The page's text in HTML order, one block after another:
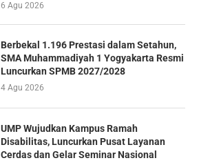
6 Agu 2026
Berbekal 1.196 Prestasi dalam Setahun,
SMA Muhammadiyah 1 Yogyakarta Resmi
Luncurkan SPMB 2027/2028
4 Agu 2026
UMP Wujudkan Kampus Ramah
Disabilitas, Luncurkan Pusat Layanan
Cerdas dan Gelar Seminar Nasional